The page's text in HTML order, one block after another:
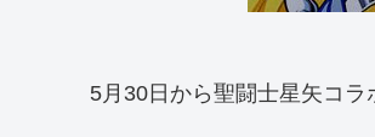
5月30日から聖闘士星矢コ